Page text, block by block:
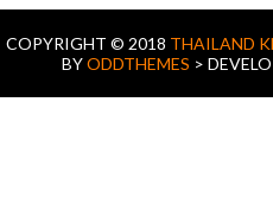
COPYRIGHT © 2018 THAILAND
BYODDTHEMES >